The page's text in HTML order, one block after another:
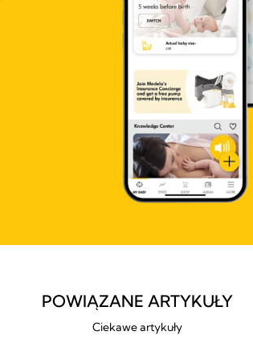
POWIĄZANE ARTYKUŁY
Ciekawe artykuły